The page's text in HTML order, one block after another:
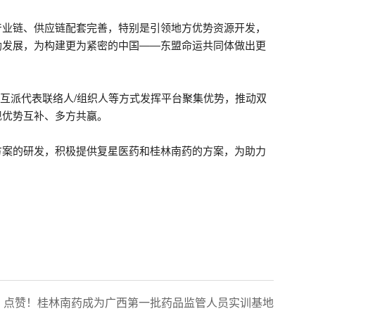
链、供应链配套完善，特别是引领地方优势资源开发，
展，为构建更为紧密的中国——东盟命运共同体做出更
派代表联络人/组织人等方式发挥平台聚集优势，推动双
势互补、多方共赢。
的研发，积极提供复星医药和桂林南药的方案，为助力
点赞！桂林南药成为广西第一批药品监管人员实训基地